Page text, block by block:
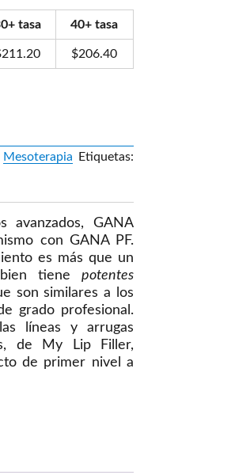
avanzados, GANA
con GANA PF.
es más que un
tiene potentes
son similares a los
grado profesional.
líneas y arrugas
de My Lip Filler,
de primer nivel a
tasa 40+ tasa
211.20 $206.40
Mesoterapia
Etiquetas: